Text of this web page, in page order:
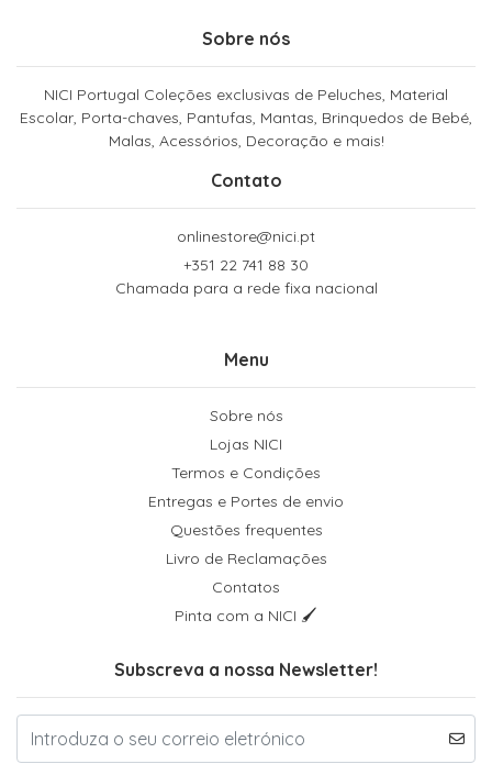
Sobre nós
NICI Portugal Coleções exclusivas de Peluches, Material
Escolar, Porta-chaves, Pantufas, Mantas, Brinquedos de Bebé,
Malas, Acessórios, Decoração e mais!
Contato
onlinestore@nici.pt
+351 22 741 88 30
Chamada para a rede fixa nacional
Menu
Sobre nós
Lojas NICI
Termos e Condições
Entregas e Portes de envio
Questões frequentes
Livro de Reclamações
Contatos
Pinta com a NICI 🖌
Subscreva a nossa Newsletter!